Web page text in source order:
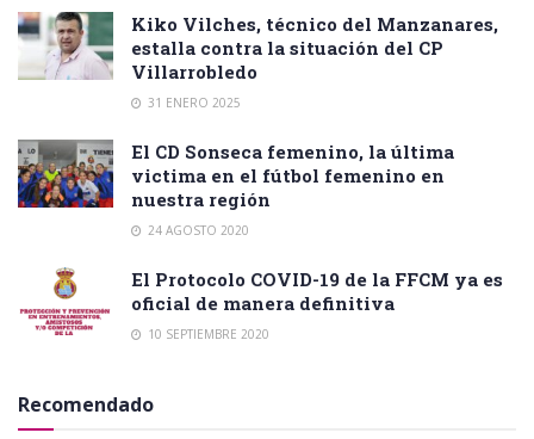
Kiko Vilches, técnico del Manzanares,
estalla contra la situación del CP
Villarrobledo
31 ENERO 2025
El CD Sonseca femenino, la última
victima en el fútbol femenino en
nuestra región
24 AGOSTO 2020
El Protocolo COVID-19 de la FFCM ya es
oficial de manera definitiva
10 SEPTIEMBRE 2020
Recomendado